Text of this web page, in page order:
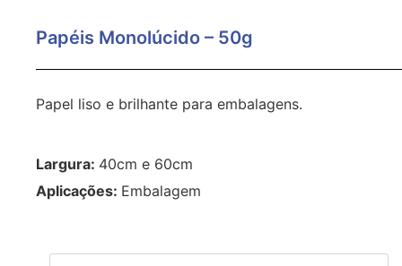
Papéis Monolúcido – 50g
Papel liso e brilhante para embalagens.
Largura: 40cm e 60cm
Aplicações: Embalagem